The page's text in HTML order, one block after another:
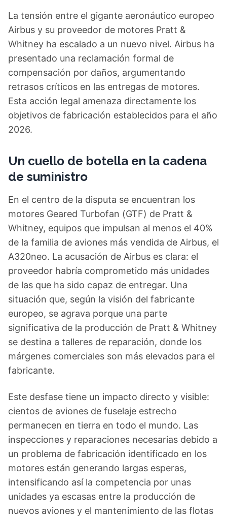
La tensión entre el gigante aeronáutico europeo
Airbus y su proveedor de motores Pratt &
Whitney ha escalado a un nuevo nivel. Airbus ha
presentado una reclamación formal de
compensación por daños, argumentando
retrasos críticos en las entregas de motores.
Esta acción legal amenaza directamente los
objetivos de fabricación establecidos para el año
2026.
Un cuello de botella en la cadena
de suministro
En el centro de la disputa se encuentran los
motores Geared Turbofan (GTF) de Pratt &
Whitney, equipos que impulsan al menos el 40%
de la familia de aviones más vendida de Airbus, el
A320neo. La acusación de Airbus es clara: el
proveedor habría comprometido más unidades
de las que ha sido capaz de entregar. Una
situación que, según la visión del fabricante
europeo, se agrava porque una parte
significativa de la producción de Pratt & Whitney
se destina a talleres de reparación, donde los
márgenes comerciales son más elevados para el
fabricante.
Este desfase tiene un impacto directo y visible:
cientos de aviones de fuselaje estrecho
permanecen en tierra en todo el mundo. Las
inspecciones y reparaciones necesarias debido a
un problema de fabricación identificado en los
motores están generando largas esperas,
intensificando así la competencia por unas
unidades ya escasas entre la producción de
nuevos aviones y el mantenimiento de las flotas